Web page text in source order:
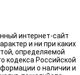
интернет-сайт
и ни при каких
определяемой
кодекса Российской
о наличии и